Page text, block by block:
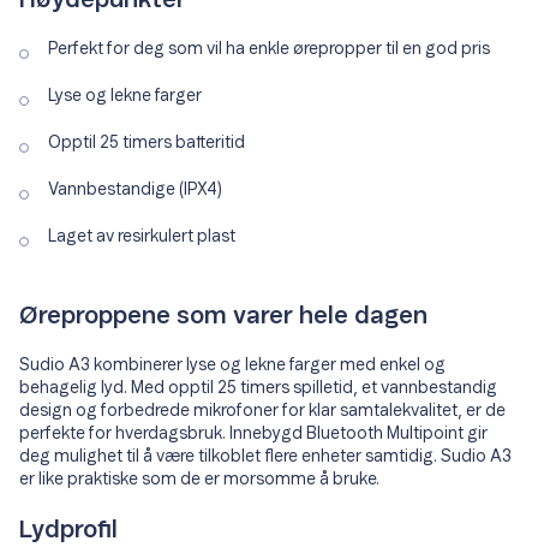
Perfekt for deg som vil ha enkle ørepropper til en god pris
Lyse og lekne farger
Opptil 25 timers batteritid
Vannbestandige (IPX4)
Laget av resirkulert plast
Øreproppene som varer hele dagen
Sudio A3 kombinerer lyse og lekne farger med enkel og
behagelig lyd. Med opptil 25 timers spilletid, et vannbestandig
design og forbedrede mikrofoner for klar samtalekvalitet, er de
perfekte for hverdagsbruk. Innebygd Bluetooth Multipoint gir
deg mulighet til å være tilkoblet flere enheter samtidig. Sudio A3
er like praktiske som de er morsomme å bruke.
Lydprofil